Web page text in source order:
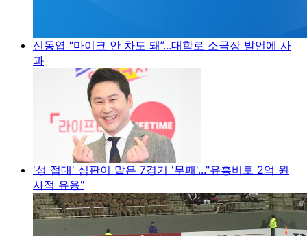
신동엽 “마이크 안 차도 돼”...대학로 소극장 발언에 사
과
'성 접대' 심판이 맡은 7경기 '무패'..."유흥비로 2억 원
사적 유용"